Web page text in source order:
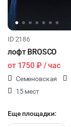
ID 2186
лофт BROSCO
от 1750 ₽/ час
Семеновская
15 мест
Еще площадки: